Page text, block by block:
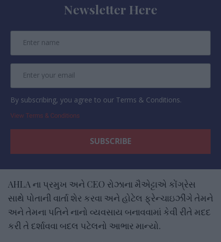
Newsletter Here
By subscribing, you agree to our Terms & Conditions.
View Terms & Conditions
AHLA ના પ્રમુખ અને CEO રોઝાના મૈએટ્ટાએ કોંગ્રેસ
સાથે પોતાની વાર્તા શેર કરવા અને હોટેલ ફ્રેન્ચાઇઝીંગે તેમને
અને તેમના પતિને નાનો વ્યવસાય બનાવવામાં કેવી રીતે મદદ
કરી તે દર્શાવવા બદલ પટેલનો આભાર માન્યો.